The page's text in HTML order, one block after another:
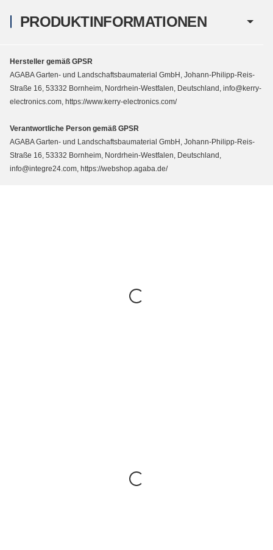
PRODUKTINFORMATIONEN
Hersteller gemäß GPSR
AGABA Garten- und Landschaftsbaumaterial GmbH, Johann-Philipp-Reis-
Straße 16, 53332 Bornheim, Nordrhein-Westfalen, Deutschland, info@kerry-
electronics.com, https://www.kerry-electronics.com/
Verantwortliche Person gemäß GPSR
AGABA Garten- und Landschaftsbaumaterial GmbH, Johann-Philipp-Reis-
Straße 16, 53332 Bornheim, Nordrhein-Westfalen, Deutschland,
info@integre24.com, https://webshop.agaba.de/